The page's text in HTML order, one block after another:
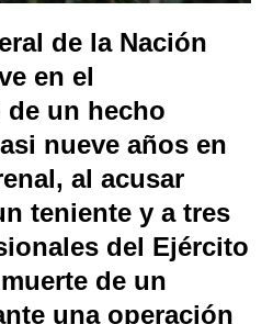
de la Nación
en el
de un hecho
nueve años en
, al acusar
teniente y a tres
del Ejército
de un
una operación